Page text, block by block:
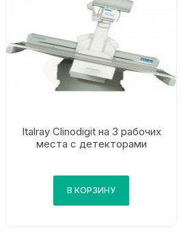
Italray Clinodigit на 3 рабочих
места с детекторами
В КОРЗИНУ